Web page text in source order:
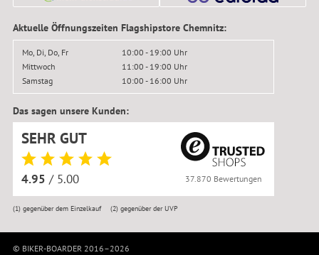
Aktuelle Öffnungszeiten Flagshipstore Chemnitz:
Mo, Di, Do, Fr
10:00 - 19:00 Uhr
Mittwoch
11:00 - 19:00 Uhr
Samstag
10:00 - 16:00 Uhr
Das sagen unsere Kunden:
SEHR GUT
4.95 / 5.00 37.870 Bewertungen
(1)gegenüber dem Einzelkauf (2) gegenüber der UVP
© BIKER-BOARDER 2016–2026